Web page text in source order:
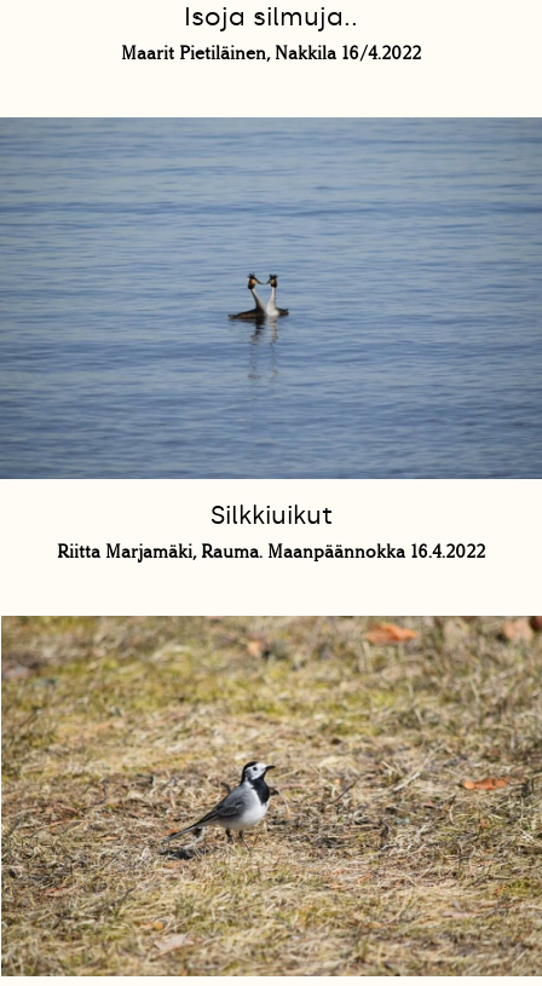
Isoja silmuja..
Maarit Pietiläinen, Nakkila 16/4.2022
Silkkiuikut
Riitta Marjamäki, Rauma. Maanpäännokka 16.4.2022